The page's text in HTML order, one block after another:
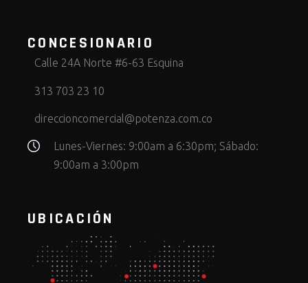
CONCESIONARIO
Calle 24A Norte #6-63 Esquina
313 703 23 10
direccioncomercial@potenza.com.co
Lunes-Viernes: 9:00am a 6:30pm; Sábado:
9:00am a 3:00pm
UBICACIÓN